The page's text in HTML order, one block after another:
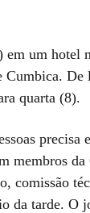
um hotel
De
quarta (8).
precisa
membros
comissão
da tarde. O